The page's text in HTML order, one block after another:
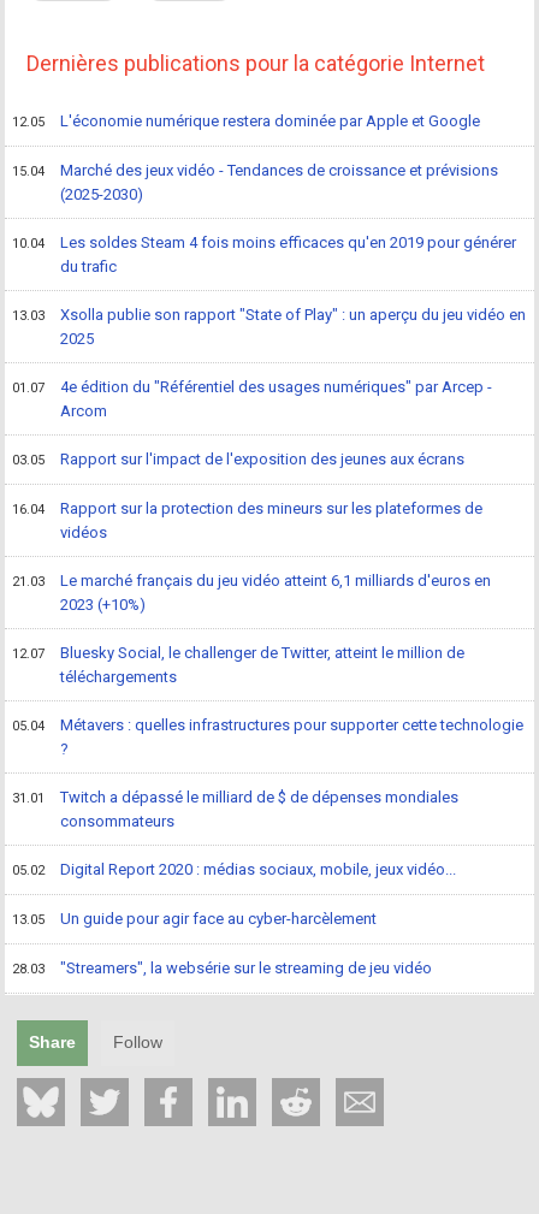
Dernières publications pour la catégorie Internet
12.05 L'économie numérique restera dominée par Apple et Google
15.04
Marché des jeux vidéo - Tendances de croissance et prévisions
(2025-2030)
10.04
Les soldes Steam 4 fois moins efficaces qu'en 2019 pour générer
du trafic
13.03
Xsolla publie son rapport "State of Play" : un aperçu du jeu vidéo en
2025
01.07
4e édition du "Référentiel des usages numériques" par Arcep -
Arcom
03.05 Rapport sur l'impact de l'exposition des jeunes aux écrans
16.04
Rapport sur la protection des mineurs sur les plateformes de
vidéos
21.03
Le marché français du jeu vidéo atteint 6,1 milliards d'euros en
2023 (+10%)
12.07
Bluesky Social, le challenger de Twitter, atteint le million de
téléchargements
05.04
Métavers : quelles infrastructures pour supporter cette technologie
?
31.01
Twitch a dépassé le milliard de $ de dépenses mondiales
consommateurs
05.02 Digital Report 2020 : médias sociaux, mobile, jeux vidéo...
13.05 Un guide pour agir face au cyber-harcèlement
28.03 "Streamers", la websérie sur le streaming de jeu vidéo
Share Follow